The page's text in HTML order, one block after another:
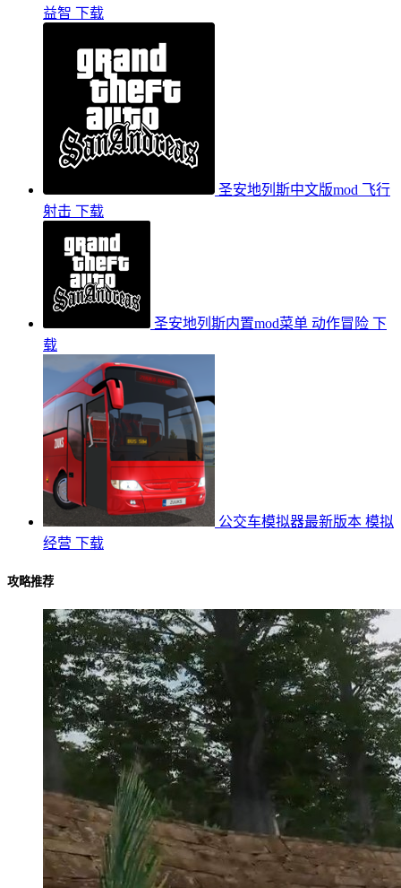
益智 下载
圣安地列斯中文版mod 飞行
射击 下载
圣安地列斯内置mod菜单 动作冒险 下
载
公交车模拟器最新版本 模拟
经营 下载
攻略推荐